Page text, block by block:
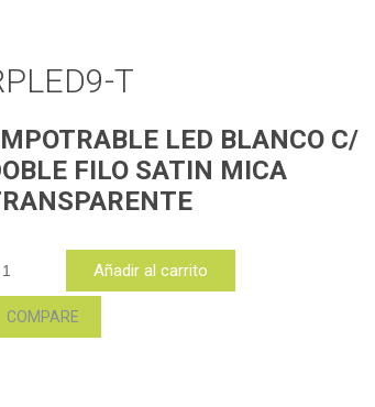
T
LED BLANCO C/
FILO SATIN MICA
Añadir al carrito
COMPARE